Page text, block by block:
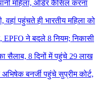
महिला, ऑर्डर कैंसिल करना
वहां पहुंचते ही भारतीय महिला को
EPFO ने बदले 8 नियम; निकासी
सैलाब, 8 दिनों में पहुंचे 29 लाख
बनर्जी पहुंचे सुप्रीम कोर्ट,